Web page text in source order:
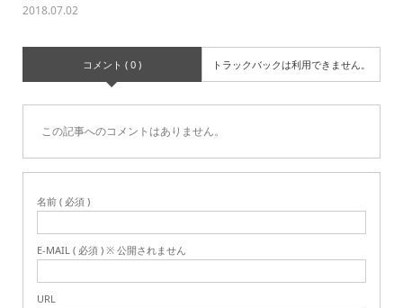
2018.07.02
コメント ( 0 ) トラックバックは利用できません。
この記事へのコメントはありません。
名前 ( 必須 )
E-MAIL ( 必須 ) ※ 公開されません
URL